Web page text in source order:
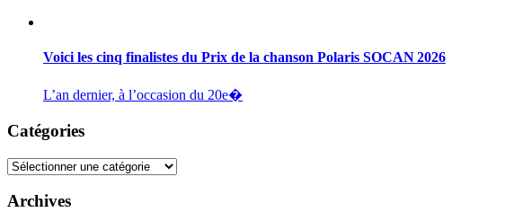
Voici les cinq finalistes du Prix de la chanson Polaris SOCAN 2026
L’an dernier, à l’occasion du 20e�
Catégories
Catégories
Archives